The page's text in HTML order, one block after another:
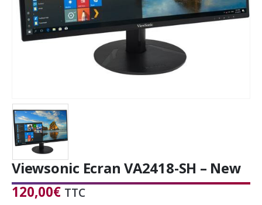
Viewsonic Ecran VA2418-SH – New
120,00€ TTC